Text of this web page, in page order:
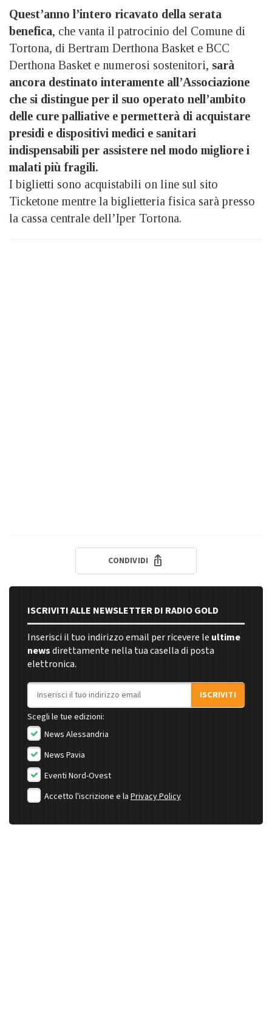
Quest’anno l’intero ricavato della serata
benefica, che vanta il patrocinio del Comune di
Tortona, di Bertram Derthona Basket e BCC
Derthona Basket e numerosi sostenitori, sarà
ancora destinato interamente all’Associazione
che si distingue per il suo operato nell’ambito
delle cure palliative e permetterà di acquistare
presidi e dispositivi medici e sanitari
indispensabili per assistere nel modo migliore i
malati più fragili.
I biglietti sono acquistabili on line sul sito
Ticketone mentre la biglietteria fisica sarà presso
la cassa centrale dell’Iper Tortona.
CONDIVIDI
ISCRIVITI ALLE NEWSLETTER DI RADIO GOLD
Inserisci il tuo indirizzo email per ricevere le ultime
newsdirettamente nella tua casella di posta
elettronica.
Indirizzo email
ISCRIVITI
Scegli le tue edizioni:
News Alessandria
News Pavia
Eventi Nord-Ovest
Accetto l'iscrizione e la Privacy Policy